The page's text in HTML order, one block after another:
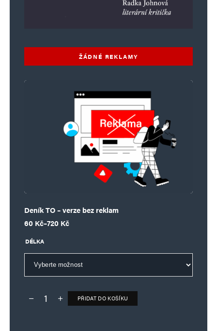
ŽÁDNÉ REKLAMY
Deník TO – verze bez reklam
60 Kč–720 Kč
Rozpětí cen: 60 Kč až 720 Kč
DÉLKA
Deník TO – verze bez reklam množství
PŘIDAT DO KOŠÍKU